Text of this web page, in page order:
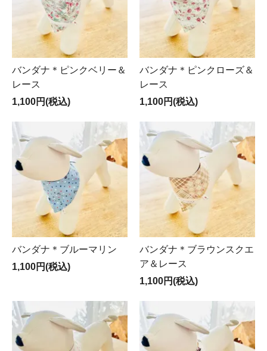
バンダナ＊ピンクベリー＆
レース
1,100円(税込)
バンダナ＊ピンクローズ＆
レース
1,100円(税込)
バンダナ＊ブルーマリン
1,100円(税込)
バンダナ＊ブラウンスクエ
ア＆レース
1,100円(税込)